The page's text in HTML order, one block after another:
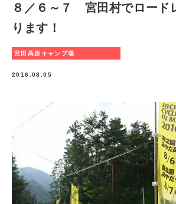
８／６～７ 宮田村でロード
ります！
宮田高原キャンプ場
2016.08.05